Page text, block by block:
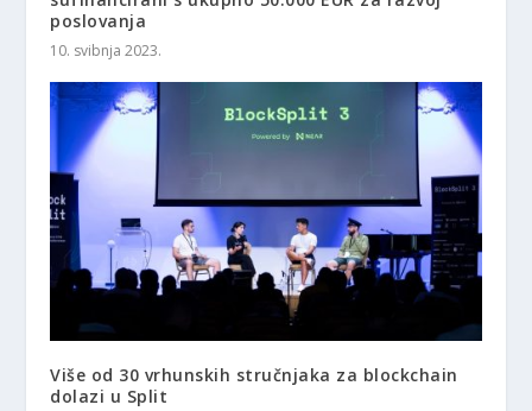
poslovanja
10. svibnja 2023.
Više od 30 vrhunskih stručnjaka za blockchain
dolazi u Split